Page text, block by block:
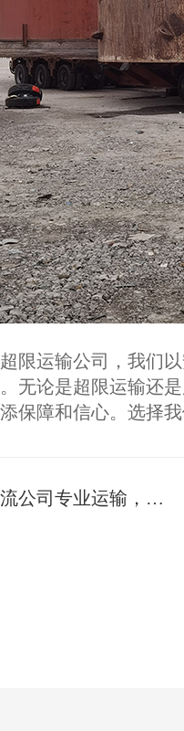
限运输公司，我们
无论是超限运输还
保障和信心。选择我
专业运输，安全可靠